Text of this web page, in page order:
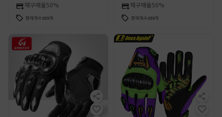
재구매율50%
판매개수259개
재구매율50%
판매개수259개